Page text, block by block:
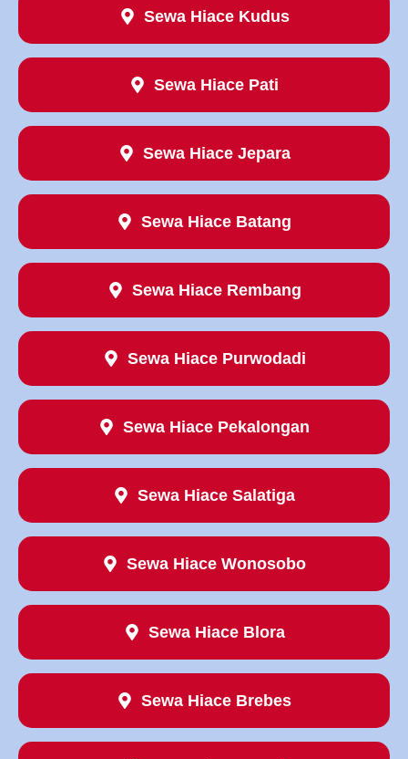
Sewa Hiace Kudus
Sewa Hiace Pati
Sewa Hiace Jepara
Sewa Hiace Batang
Sewa Hiace Rembang
Sewa Hiace Purwodadi
Sewa Hiace Pekalongan
Sewa Hiace Salatiga
Sewa Hiace Wonosobo
Sewa Hiace Blora
Sewa Hiace Brebes